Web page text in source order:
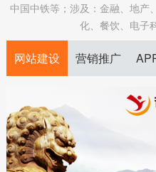
中国中铁等；涉及：金融、地产
化、餐饮、电子
网站建设 营销推广